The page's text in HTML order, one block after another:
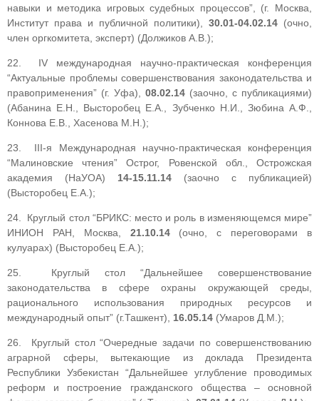
навыки и методика игровых судебных процессов”, (г. Москва,
Институт права и публичной политики), 30.01-04.02.14 (очно,
член оргкомитета, эксперт) (Должиков А.В.);
22. ІV международная научно-практическая конференция
“Актуальные проблемы совершенствования законодательства и
правоприменения” (г. Уфа), 08.02.14 (заочно, с публикациями)
(Абанина Е.Н., Высторобец Е.А., Зубченко Н.И., Зюбина А.Ф.,
Коннова Е.В., Хасенова М.Н.);
23. ІІI-я Международная научно-практическая конференция
“Малиновские чтения” Острог, Ровенской обл., Острожская
академия (НаУОА) 14-15.11.14 (заочно с публикацией)
(Высторобец Е.А.);
24. Круглый стол “БРИКС: место и роль в изменяющемся мире”
ИНИОН РАН, Москва, 21.10.14(очно, с переговорами в
кулуарах) (Высторобец Е.А.);
25. Круглый стол “Дальнейшее совершенствование
законодательства в сфере охраны окружающей среды,
рационального использования природных ресурсов и
международный опыт” (г.Ташкент), 16.05.14 (Умаров Д.М.);
26. Круглый стол “Очередные задачи по совершенствованию
аграрной сферы, вытекающие из доклада Президента
Республики Узбекистан “Дальнейшее углубление проводимых
реформ и построение гражданского общества – основной